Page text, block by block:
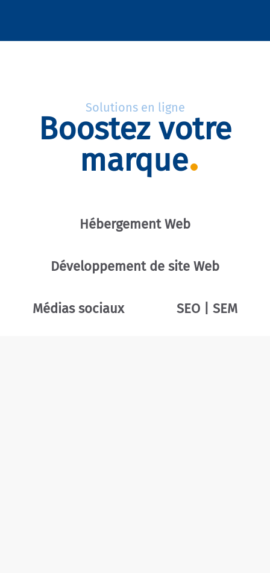
Solutions en ligne
Boostez votre
marque
Hébergement Web
Développement de site Web
Médias sociaux SEO | SEM